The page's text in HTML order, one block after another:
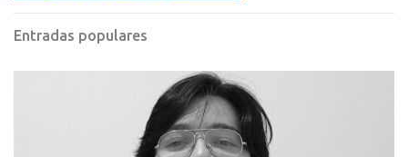
Entradas populares